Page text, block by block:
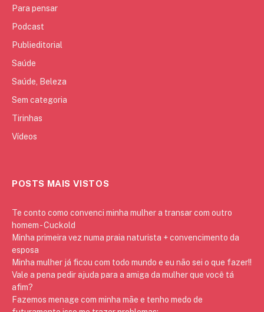
Para pensar
Podcast
Publieditorial
Saúde
Saúde, Beleza
Sem categoria
Tirinhas
Vídeos
POSTS MAIS VISTOS
Te conto como convenci minha mulher a transar com outro
homem - Cuckold
Minha primeira vez numa praia naturista + convencimento da
esposa
Minha mulher já ficou com todo mundo e eu não sei o que fazer!!
Vale a pena pedir ajuda para a amiga da mulher que você tá
afim?
Fazemos menage com minha mãe e tenho medo de